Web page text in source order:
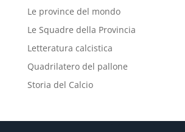
Le province del mondo
Le Squadre della Provincia
Letteratura calcistica
Quadrilatero del pallone
Storia del Calcio